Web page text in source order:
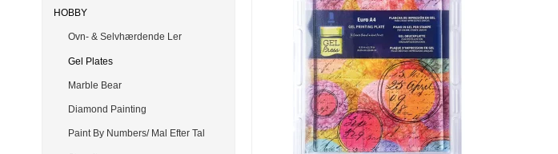
HOBBY
Ovn- & Selvhærdende Ler
Gel Plates
Marble Bear
Diamond Painting
Paint By Numbers/ Mal Efter Tal